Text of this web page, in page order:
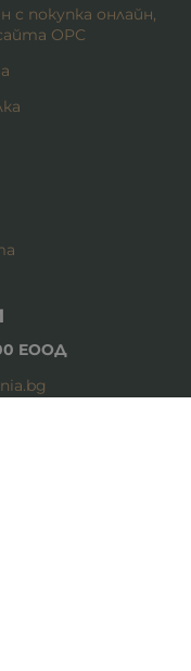
с покупка онлайн,
ОРС
EООД